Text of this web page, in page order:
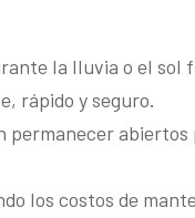
la lluvia o el sol
rápido y seguro.
permanecer abiertos
los costos de